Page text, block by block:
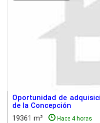
Oportunidad de
de la Concepción
19361 m²
Hace 4 horas